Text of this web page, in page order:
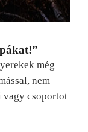
még
nem
vagy csoportot